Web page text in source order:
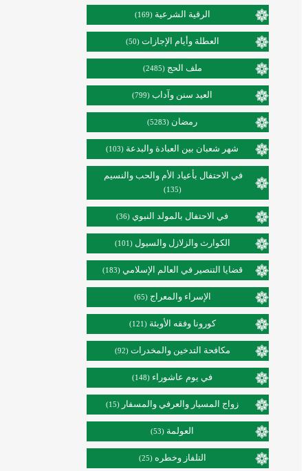
الرقية الشرعية (169)
العطلة وأيام الإجازات (50)
ملف الحج (2485)
العيد سنن وآداب (799)
رمضان (5283)
شهر شعبان بين العبادة والبدعة (103)
في الاحتفال بأعياد الأم والحب والنسيم
(135)
في الاحتفال بالمولد النبوي (36)
الكوارث والزلازل والسيول (101)
قضايا التنصير في العالم الإسلامي (183)
الإسراء والمعراج (65)
كورونا وفقه الأوبئة (121)
مكافحة التدخين والمخدرات (92)
في يوم عاشوراء (148)
زواج المسيار والعرفي والمسفار (15)
العولمة (53)
التلفاز وخطره (25)